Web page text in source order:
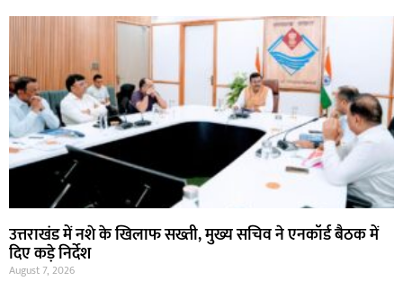
उत्तराखंड में नशे के खिलाफ सख्ती, मुख्य सचिव ने एनकॉर्ड बैठक में
दिए कड़े निर्देश
August 7, 2026